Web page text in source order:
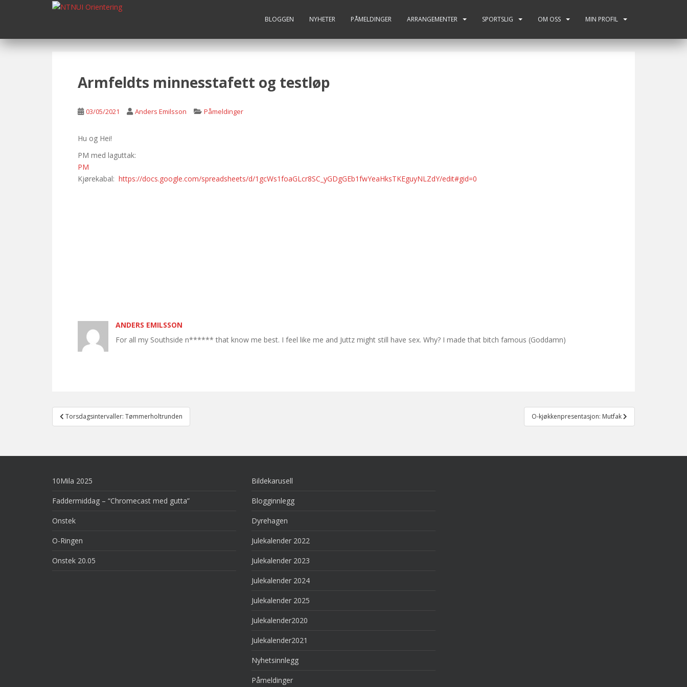
p
BLOGGEN NYHETER PÅMELDINGER ARRANGEMENTER SPORTSLIG OM OSS MIN PROFIL
Armfeldts minnesstafett og testløp
03/05/2021 Anders Emilsson Påmeldinger
Hu og Hei!
PM med laguttak:
PM
Kjørekabal: https://docs.google.com/spreadsheets/d/1gcWs1foaGLcr8SC_yGDgGEb1fwYeaHksTKEguyNLZdY/edit#gid=0
ANDERS EMILSSON
For all my Southside n****** that know me best. I feel like me and Juttz might still have sex. Why? I made that bitch famous (Goddamn)
Post
navigation
Torsdagsintervaller: Tømmerholtrunden O-kjøkkenpresentasjon: Mutfak
10Mila 2025
Faddermiddag – “Chromecast med gutta”
Onstek
O-Ringen
Onstek 20.05
Bildekarusell
Blogginnlegg
Dyrehagen
Julekalender 2022
Julekalender 2023
Julekalender 2024
Julekalender 2025
Julekalender2020
Julekalender2021
Nyhetsinnlegg
Påmeldinger